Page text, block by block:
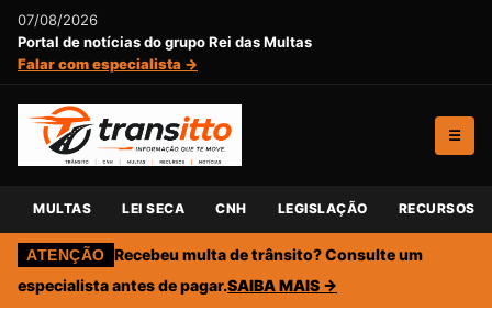
07/08/2026
Portal de notícias do grupo Rei das Multas
Falar com especialista →
☰
MULTAS LEI SECA CNH LEGISLAÇÃO RECURSOS
ATENÇÃO Recebeu multa de trânsito? Consulte um
especialista antes de pagar.SAIBA MAIS →